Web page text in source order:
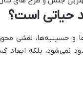
حیاتی است؟
و حسینیه‌ها، نقشی
نمی‌شود، بلکه ابعاد